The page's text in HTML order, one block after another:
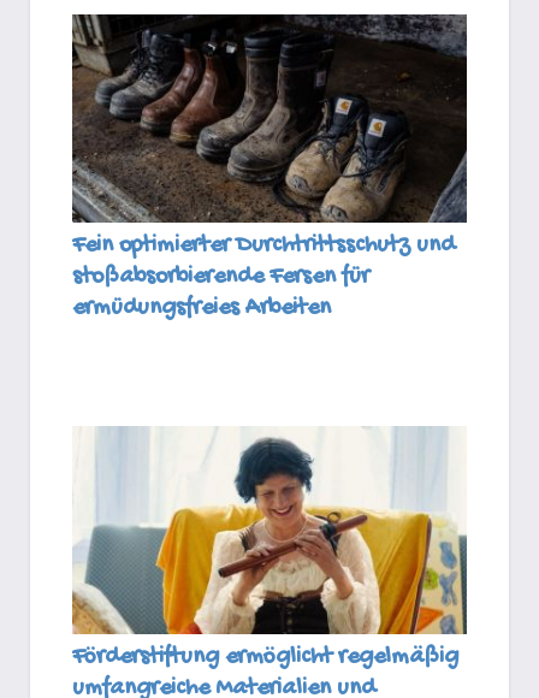
Fein optimierter Durchtrittsschutz und
stoßabsorbierende Fersen für
ermüdungsfreies Arbeiten
Förderstiftung ermöglicht regelmäßig
umfangreiche Materialien und